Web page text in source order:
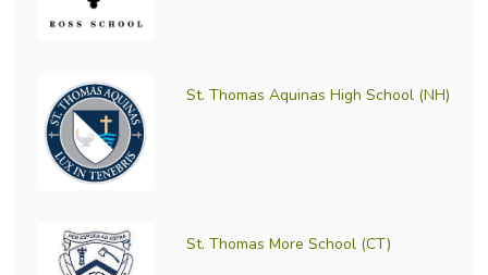
St. Thomas Aquinas High School (NH)
St. Thomas More School (CT)